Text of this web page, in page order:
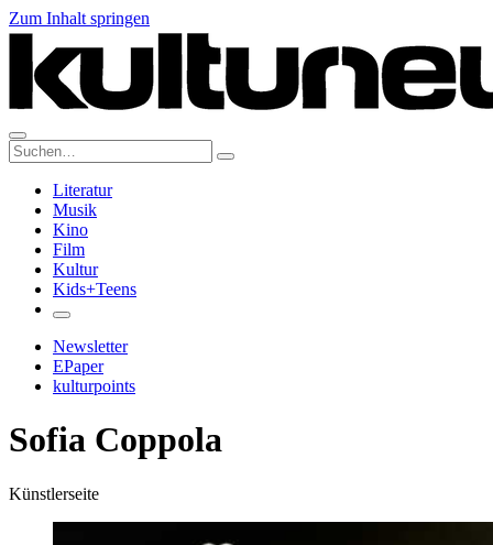
Zum Inhalt springen
Suche:
Literatur
Musik
Kino
Film
Kultur
Kids+Teens
Newsletter
EPaper
kulturpoints
Sofia Coppola
Künstlerseite